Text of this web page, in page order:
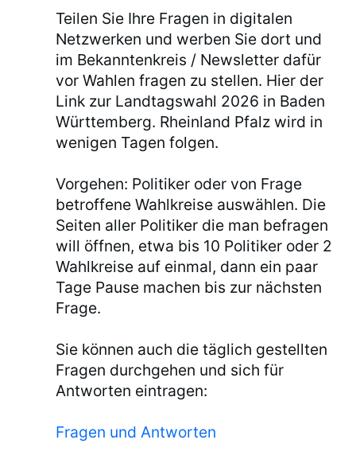
Teilen Sie Ihre Fragen in digitalen
Netzwerken und werben Sie dort und
im Bekanntenkreis / Newsletter dafür
vor Wahlen fragen zu stellen. Hier der
Link zur Landtagswahl 2026 in Baden
Württemberg. Rheinland Pfalz wird in
wenigen Tagen folgen.
Vorgehen: Politiker oder von Frage
betroffene Wahlkreise auswählen. Die
Seiten aller Politiker die man befragen
will öffnen, etwa bis 10 Politiker oder 2
Wahlkreise auf einmal, dann ein paar
Tage Pause machen bis zur nächsten
Frage.
Sie können auch die täglich gestellten
Fragen durchgehen und sich für
Antworten eintragen:
Fragen und Antworten